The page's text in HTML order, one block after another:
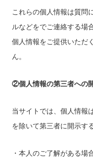
これらの個人情報は質問
ルなどをでご連絡する場
個人情報をご提供いただ
ん。
②個人情報の第三者への
当サイトでは、個人情報
を除いて第三者に開示す
・本人のご了解がある場